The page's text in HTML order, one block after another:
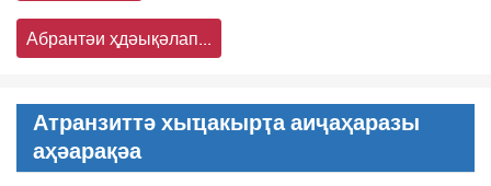
Абрантәи ҳдәықәлап...
Атранзиттә хыҵакырҭа аиҷаҳаразы
аҳәарақәа